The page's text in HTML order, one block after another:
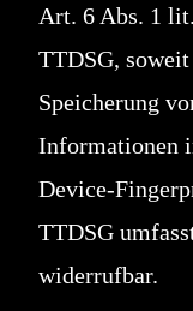
Art. 6 Abs. 1
TTDSG,
Speicherung
Informationen
Device-
TTDSG
widerrufbar.